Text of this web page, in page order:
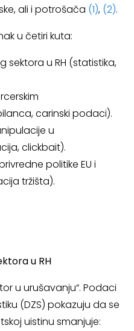
ali i potrošača (1), (2).
u četiri kuta:
sektora u RH (statistika,
carinski podaci).
u
clickbait).
politike EU i
tržišta).
u RH
u urušavanju“. Podaci
(DZS) pokazuju da se
uistinu smanjuje: